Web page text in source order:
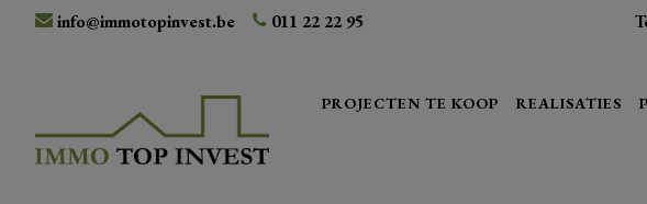
info@immotopinvest.be 011 22 22 95
PROJECTEN TE KOOP REALISATIES